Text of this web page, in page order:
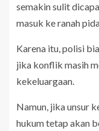
semakin sulit
masuk ke ranah
Karena itu, polisi
jika konflik masih
kekeluargaan.
Namun, jika unsur
hukum tetap akan